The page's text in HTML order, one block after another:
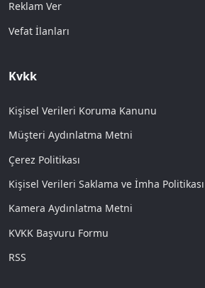
Reklam Ver
Vefat İlanları
Kvkk
Kişisel Verileri Koruma Kanunu
Müşteri Aydınlatma Metni
Çerez Politikası
Kişisel Verileri Saklama ve İmha Politikası
Kamera Aydınlatma Metni
KVKK Başvuru Formu
RSS